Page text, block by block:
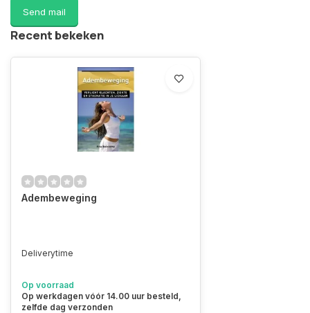
Send mail
Recent bekeken
Adembeweging
Deliverytime
Op voorraad
Op werkdagen vóór 14.00 uur besteld,
zelfde dag verzonden